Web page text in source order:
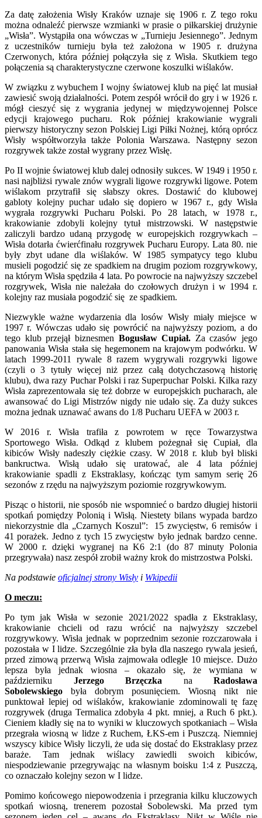
Za datę założenia Wisły Kraków uznaje się 1906 r. Z tego roku
można odnaleźć pierwsze wzmianki w prasie o piłkarskiej drużynie
„Wisła”. Wystąpiła ona wówczas w „Turnieju Jesiennego”. Jednym
z uczestników turnieju była też założona w 1905 r. drużyna
Czerwonych, która później połączyła się z Wisła. Skutkiem tego
połączenia są charakterystyczne czerwone koszulki wiślaków.
W związku z wybuchem I wojny światowej klub na pięć lat musiał
zawiesić swoją działalności. Potem zespół wrócił do gry i w 1926 r.
mógł cieszyć się z wygrania jedynej w międzywojennej Polsce
edycji krajowego pucharu. Rok później krakowianie wygrali
pierwszy historyczny sezon Polskiej Ligi Piłki Nożnej, którą oprócz
Wisły współtworzyła także Polonia Warszawa. Następny sezon
rozgrywek także został wygrany przez Wisłę.
Po II wojnie światowej klub dalej odnosiły sukces. W 1949 i 1950 r.
nasi najbliżsi rywale znów wygrali ligowe rozgrywki ligowe. Potem
wiślakom przytrafił się słabszy okres. Dostawić do klubowej
gabloty kolejny puchar udało się dopiero w 1967 r., gdy Wisła
wygrała rozgrywki Pucharu Polski. Po 28 latach, w 1978 r.,
krakowianie zdobyli kolejny tytuł mistrzowski. W następstwie
zaliczyli bardzo udaną przygodę w europejskich rozgrywkach –
Wisła dotarła ćwierćfinału rozgrywek Pucharu Europy. Lata 80. nie
były zbyt udane dla wiślaków. W 1985 sympatycy tego klubu
musieli pogodzić się ze spadkiem na drugim poziom rozgrywkowy,
na którym Wisła spędziła 4 lata. Po powrocie na najwyższy szczebel
rozgrywek, Wisła nie należała do czołowych drużyn i w 1994 r.
kolejny raz musiała pogodzić się ze spadkiem.
Niezwykle ważne wydarzenia dla losów Wisły miały miejsce w
1997 r. Wówczas udało się powrócić na najwyższy poziom, a do
tego klub przejął biznesmen Bogusław Cupiał. Za czasów jego
panowania Wisła stała się hegemonem na krajowym podwórku. W
latach 1999-2011 rywale 8 razem wygrywali rozgrywki ligowe
(czyli o 3 tytuły więcej niż przez całą dotychczasową historię
klubu), dwa razy Puchar Polski i raz Superpuchar Polski. Kilka razy
Wisła zaprezentowała się też dobrze w europejskich pucharach, ale
awansować do Ligi Mistrzów nigdy nie udało się. Za duży sukces
można jednak uznawać awans do 1/8 Pucharu UEFA w 2003 r.
W 2016 r. Wisła trafiła z powrotem w ręce Towarzystwa
Sportowego Wisła. Odkąd z klubem pożegnał się Cupiał, dla
kibiców Wisły nadeszły ciężkie czasy. W 2018 r. klub był bliski
bankructwa. Wisłą udało się uratować, ale 4 lata później
krakowianie spadli z Ekstraklasy, kończąc tym samym serię 26
sezonów z rzędu na najwyższym poziomie rozgrywkowym.
Pisząc o historii, nie sposób nie wspomnieć o bardzo długiej historii
spotkań pomiędzy Polonią i Wisłą. Niestety bilans wypada bardzo
niekorzystnie dla „Czarnych Koszul”: 15 zwycięstw, 6 remisów i
41 porażek. Jedno z tych 15 zwycięstw było jednak bardzo cenne.
W 2000 r. dzięki wygranej na K6 2:1 (do 87 minuty Polonia
przegrywała) nasz zespół zrobił ważny krok do mistrzostwa Polski.
Na podstawie oficjalnej strony Wisły i Wkipedii
O meczu:
Po tym jak Wisła w sezonie 2021/2022 spadła z Ekstraklasy,
krakowianie chcieli od razu wrócić na najwyższy szczebel
rozgrywkowy. Wisła jednak w poprzednim sezonie rozczarowała i
pozostała w I lidze. Szczególnie zła była dla naszego rywala jesień,
przed zimową przerwą Wisła zajmowała odległe 10 miejsce. Dużo
lepsza była jednak wiosna – okazało się, że wymiana w
październiku Jerzego Brzęczka na Radosława
Sobolewskiego była dobrym posunięciem. Wiosną nikt nie
punktował lepiej od wiślaków, krakowianie zdominowali tę fazę
rozgrywek (druga Termalica zdobyła 4 pkt. mniej, a Ruch 6 pkt.).
Cieniem kładły się na to wyniki w kluczowych spotkaniach – Wisła
przegrała wiosną w lidze z Ruchem, ŁKS-em i Puszczą. Niemniej
wszyscy kibice Wisły liczyli, że uda się dostać do Ekstraklasy przez
baraże. Tam jednak wiślacy zawiedli swoich kibiców,
niespodziewanie przegrywając na własnym boisku 1:4 z Puszczą,
co oznaczało kolejny sezon w I lidze.
Pomimo końcowego niepowodzenia i przegrania kilku kluczowych
spotkań wiosną, trenerem pozostał Sobolewski. Ma przed tym